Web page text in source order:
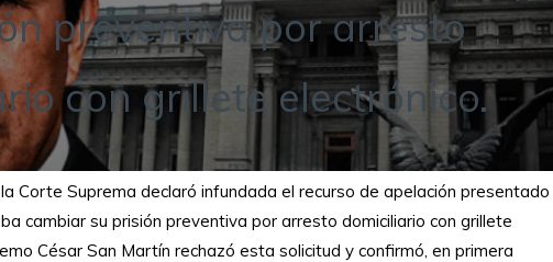
preventiva por arresto
con grillete electrónico.
Corte Suprema declaró infundada el recurso de apelación presentado
cambiar su prisión preventiva por arresto domiciliario con grillete
César San Martín rechazó esta solicitud y confirmó, en primera